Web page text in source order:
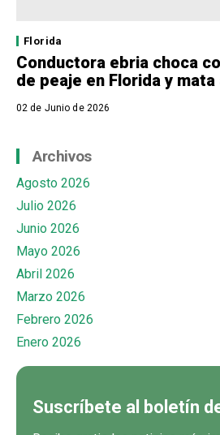
Florida
Conductora ebria choca
de peaje en Florida y
02 de Junio de 2026
Archivos
Agosto 2026
Julio 2026
Junio 2026
Mayo 2026
Abril 2026
Marzo 2026
Febrero 2026
Enero 2026
Suscríbete al boletín